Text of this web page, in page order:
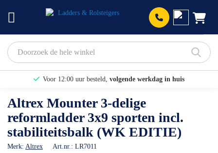
Voor 12:00 uur besteld, volgende werkdag in huis
Bekijk hier onze Actiepagina
Binnen 1 dag eengratis offerte
Altrex Mounter 3-delige
reformladder 3x9 sporten incl.
stabiliteitsbalk (WK EDITIE)
Merk: Altrex Art.nr.: LR7011